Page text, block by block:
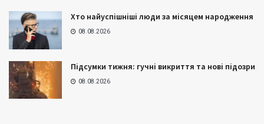
Хто найуспішніші люди за місяцем народження
08.08.2026
Підсумки тижня: гучні викриття та нові підозри
08.08.2026